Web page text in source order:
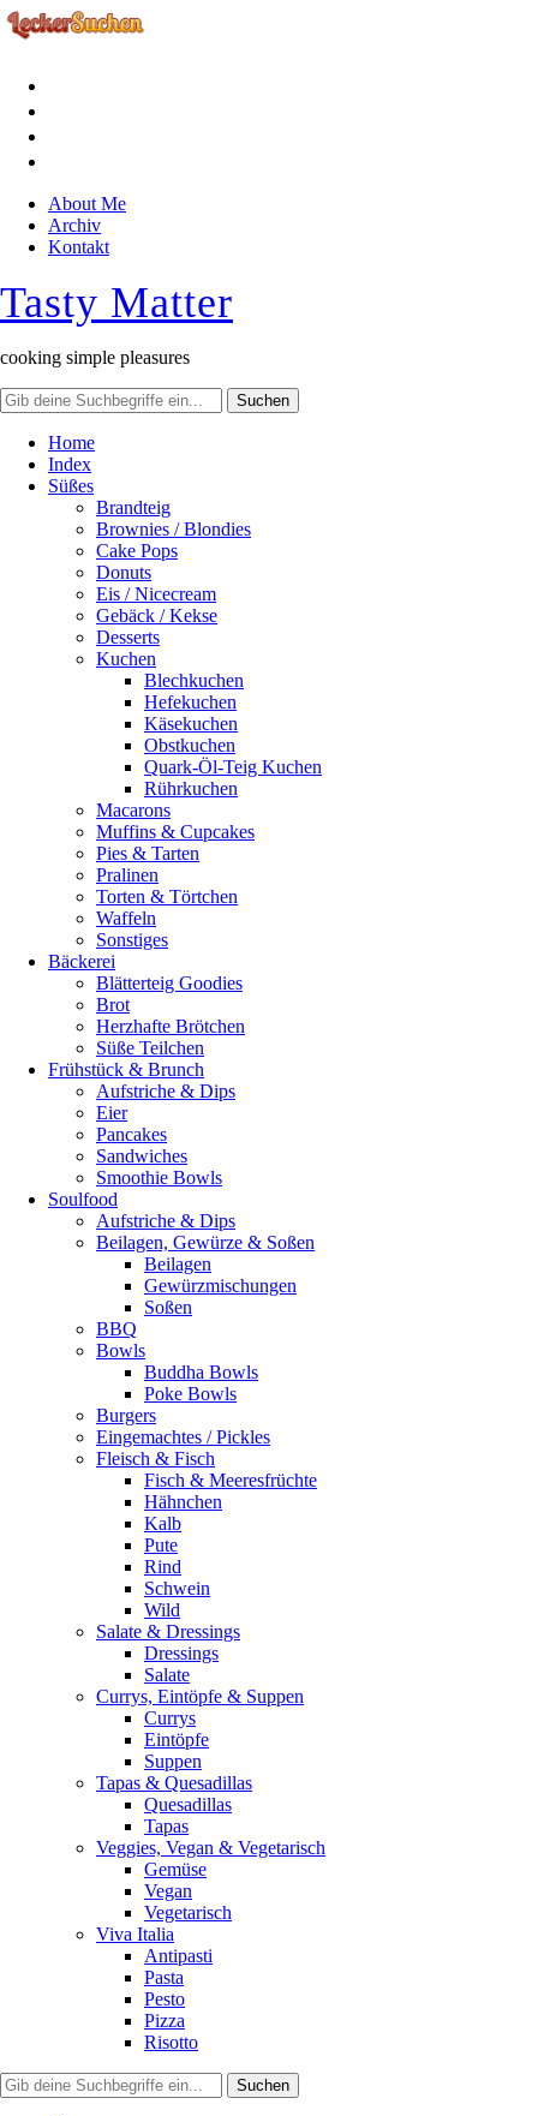
About Me
Archiv
Kontakt
Tasty Matter
cooking simple pleasures
Home
Index
Süßes
Brandteig
Brownies / Blondies
Cake Pops
Donuts
Eis / Nicecream
Gebäck / Kekse
Desserts
Kuchen
Blechkuchen
Hefekuchen
Käsekuchen
Obstkuchen
Quark-Öl-Teig Kuchen
Rührkuchen
Macarons
Muffins & Cupcakes
Pies & Tarten
Pralinen
Torten & Törtchen
Waffeln
Sonstiges
Bäckerei
Blätterteig Goodies
Brot
Herzhafte Brötchen
Süße Teilchen
Frühstück & Brunch
Aufstriche & Dips
Eier
Pancakes
Sandwiches
Smoothie Bowls
Soulfood
Aufstriche & Dips
Beilagen, Gewürze & Soßen
Beilagen
Gewürzmischungen
Soßen
BBQ
Bowls
Buddha Bowls
Poke Bowls
Burgers
Eingemachtes / Pickles
Fleisch & Fisch
Fisch & Meeresfrüchte
Hähnchen
Kalb
Pute
Rind
Schwein
Wild
Salate & Dressings
Dressings
Salate
Currys, Eintöpfe & Suppen
Currys
Eintöpfe
Suppen
Tapas & Quesadillas
Quesadillas
Tapas
Veggies, Vegan & Vegetarisch
Gemüse
Vegan
Vegetarisch
Viva Italia
Antipasti
Pasta
Pesto
Pizza
Risotto